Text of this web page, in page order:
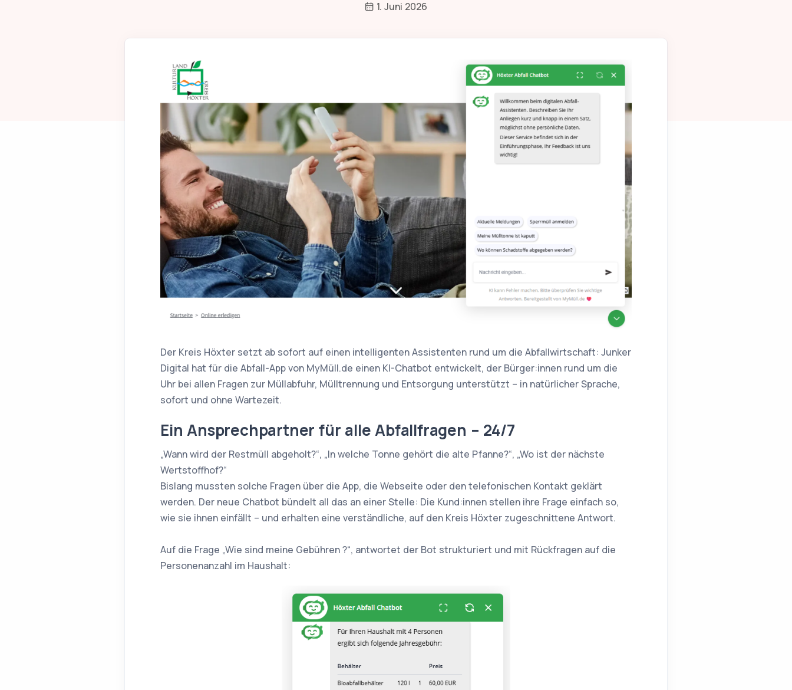
1. Juni 2026
Der Kreis Höxter setzt ab sofort auf einen intelligenten Assistenten rund um die Abfallwirtschaft: Junker
Digital hat für die Abfall-App von MyMüll.de einen KI-Chatbot entwickelt, der Bürger:innen rund um die
Uhr bei allen Fragen zur Müllabfuhr, Mülltrennung und Entsorgung unterstützt – in natürlicher Sprache,
sofort und ohne Wartezeit.
Ein Ansprechpartner für alle Abfallfragen – 24/7
„Wann wird der Restmüll abgeholt?“, „In welche Tonne gehört die alte Pfanne?“, „Wo ist der nächste
Wertstoffhof?“
Bislang mussten solche Fragen über die App, die Webseite oder den telefonischen Kontakt geklärt
werden. Der neue Chatbot bündelt all das an einer Stelle: Die Kund:innen stellen ihre Frage einfach so,
wie sie ihnen einfällt – und erhalten eine verständliche, auf den Kreis Höxter zugeschnittene Antwort.
Auf die Frage „Wie sind meine Gebühren ?“, antwortet der Bot strukturiert und mit Rückfragen auf die
Personenanzahl im Haushalt: